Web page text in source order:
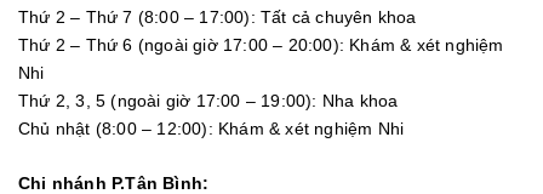
Thứ 2 – Thứ 7 (8:00 – 17:00): Tất cả chuyên khoa
Thứ 2 – Thứ 6 (ngoài giờ 17:00 – 20:00): Khám & xét nghiệm
Nhi
Thứ 2, 3, 5 (ngoài giờ 17:00 – 19:00): Nha khoa
Chủ nhật (8:00 – 12:00): Khám & xét nghiệm Nhi
Chi nhánh P.Tân Bình: